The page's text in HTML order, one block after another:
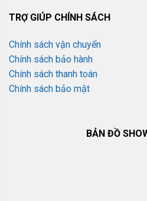
TRỢ GIÚP CHÍNH SÁCH
Chính sách vận chuyển
Chính sách bảo hành
Chính sách thanh toán
Chính sách bảo mật
BẢN ĐỒ